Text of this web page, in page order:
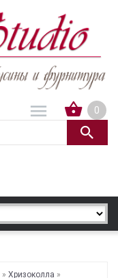
0
» Хризоколла »